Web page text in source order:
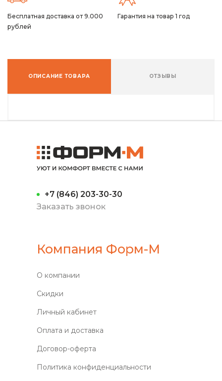
Бесплатная доставка от 9.000
рублей
Гарантия на товар 1 год
ОПИСАНИЕ ТОВАРА ОТЗЫВЫ
+7 (846) 203-30-30
Заказать звонок
Компания Форм-М
О компании
Скидки
Личный кабинет
Оплата и доставка
Договор-оферта
Политика конфиденциальности